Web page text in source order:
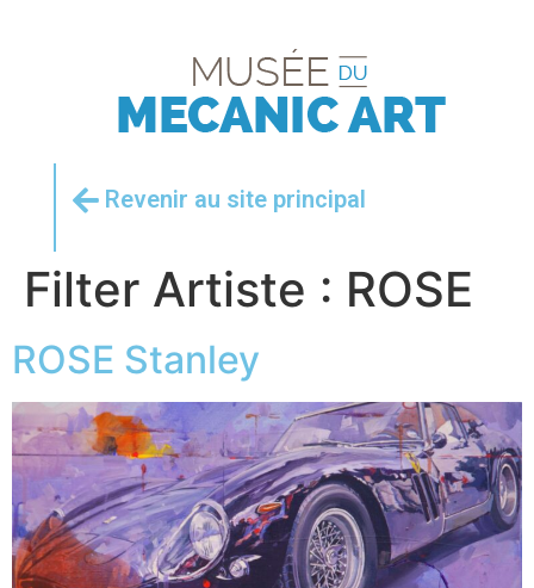
Revenir au site principal
Filter Artiste : ROSE
ROSE Stanley